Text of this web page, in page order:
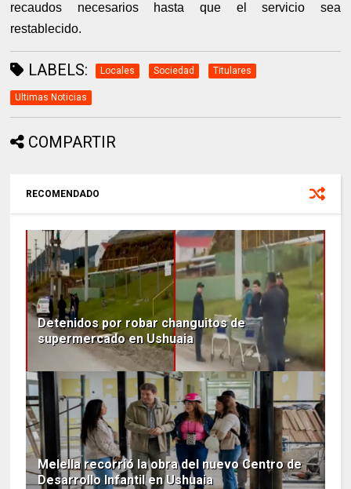
recaudos necesarios hasta que el servicio sea
restablecido.
LABELS: Locales Sociedad Titulares
Ultimas Noticias
COMPARTIR
RECOMENDADO
Detenidos por robar changuitos de
supermercado en Ushuaia
Melella recorrió la obra del nuevo Centro de
Desarrollo Infantil en Ushuaia